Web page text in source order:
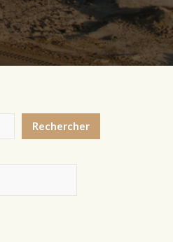
Rechercher